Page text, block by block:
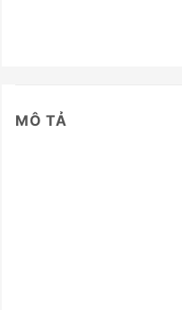
MÔ TẢ